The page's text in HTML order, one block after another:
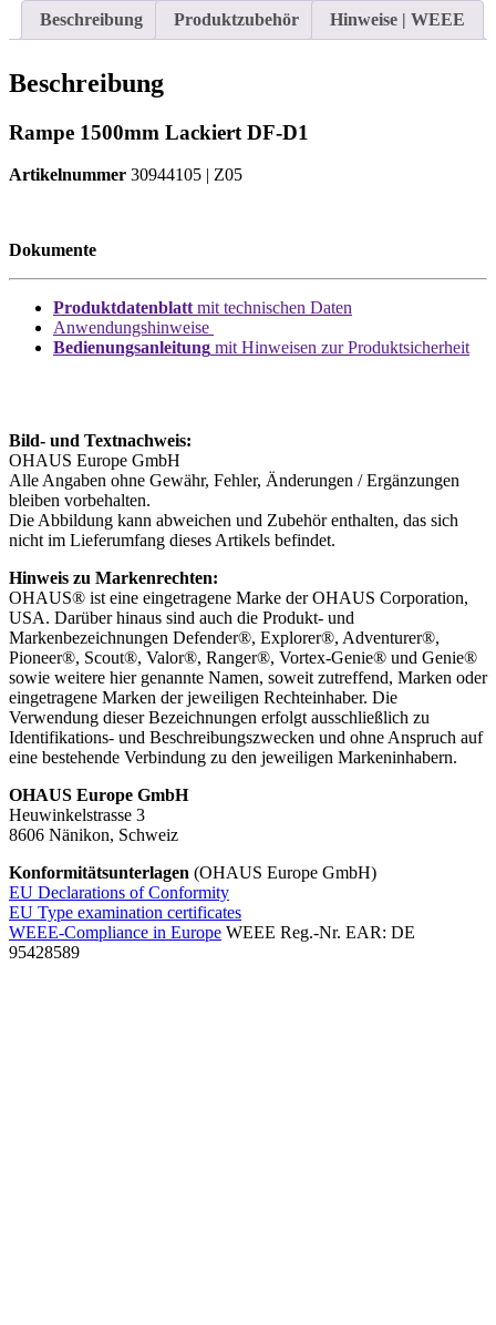
30944105
Beschreibung Produktzubehör Hinweise | WEEE
Beschreibung
Rampe 1500mm Lackiert DF-D1
Artikelnummer 30944105 | Z05
Dokumente
Produktdatenblattmit technischen Daten
Anwendungshinweise
Bedienungsanleitung mit Hinweisen zur Produktsicherheit
Bild- und Textnachweis:
OHAUS Europe GmbH
Alle Angaben ohne Gewähr, Fehler, Änderungen / Ergänzungen
bleiben vorbehalten.
Die Abbildung kann abweichen und Zubehör enthalten, das sich
nicht im Lieferumfang dieses Artikels befindet.
Hinweis zu Markenrechten:
OHAUS® ist eine eingetragene Marke der OHAUS Corporation,
USA. Darüber hinaus sind auch die Produkt- und
Markenbezeichnungen Defender®, Explorer®, Adventurer®,
Pioneer®, Scout®, Valor®, Ranger®, Vortex-Genie® und Genie®
sowie weitere hier genannte Namen, soweit zutreffend, Marken oder
eingetragene Marken der jeweiligen Rechteinhaber. Die
Verwendung dieser Bezeichnungen erfolgt ausschließlich zu
Identifikations- und Beschreibungszwecken und ohne Anspruch auf
eine bestehende Verbindung zu den jeweiligen Markeninhabern.
OHAUS Europe GmbH
Heuwinkelstrasse 3
8606 Nänikon, Schweiz
Konformitätsunterlagen (OHAUS Europe GmbH)
EU Declarations of Conformity
EU Type examination certificates
WEEE-Compliance in Europe WEEE Reg.-Nr. EAR: DE
95428589